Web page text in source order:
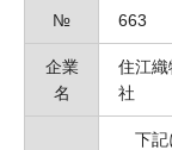
№ 663
企業
名
住江
社
下記